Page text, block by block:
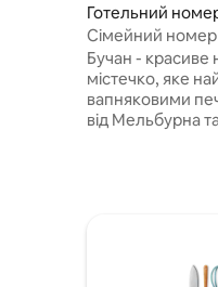
Готельний
an
Сімейний
Бучан - красиве
містечко, яке
вапняковими
від Мельбурна
тримісні та